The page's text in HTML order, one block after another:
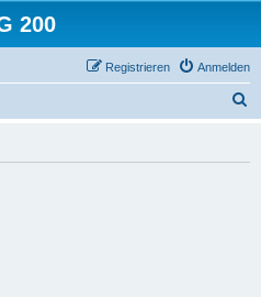
200
Anmelden
Registrieren